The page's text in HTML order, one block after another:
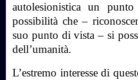
autolesionistica un
possibilità che –
suo punto di vista – si
dell’umanità.
L’estremo interesse di